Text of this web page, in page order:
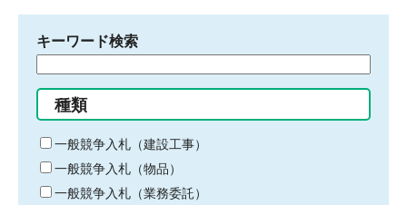
キーワード検索
る
キ
ー
ワ
ー
種類
一般競争入札（建設工事）
一般競争入札（物品）
一般競争入札（業務委託）